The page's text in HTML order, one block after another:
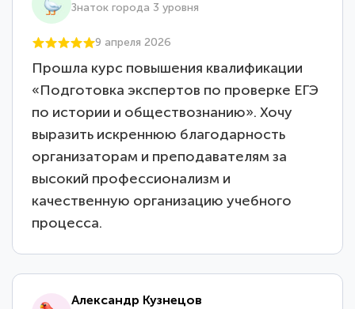
Знаток города 3 уровня
9 апреля 2026
Прошла курс повышения квалификации
«Подготовка экспертов по проверке ЕГЭ
по истории и обществознанию». Хочу
выразить искреннюю благодарность
организаторам и преподавателям за
высокий профессионализм и
качественную организацию учебного
процесса.
Александр Кузнецов